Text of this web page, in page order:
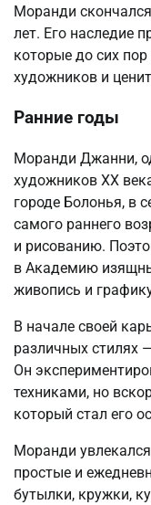
Моранди
лет. Его наследие
которые до сих
художников и
Ранние годы
Моранди Джанни,
художников XX
городе Болонья, в
самого раннего
и рисованию.
в Академию
живопись и
В начале своей
различных стилях
Он
техниками, но
который стал его
Моранди
простые и
бутылки, кружки,